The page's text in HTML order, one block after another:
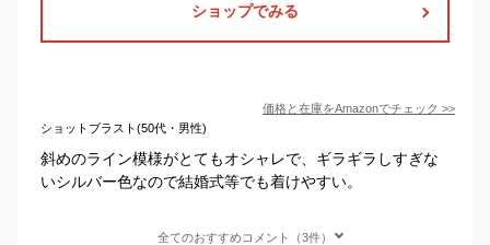
ショップでみる
価格と在庫をAmazonでチェック >>
ショットブラスト(50代・男性)
斜めのライン模様がとてもオシャレで、ギラギラしすぎな
いシルバー色なので結婚式等でも着けやすい。
全てのおすすめコメント（3件）